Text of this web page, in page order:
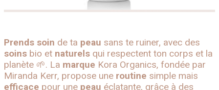
Prends soin de ta peau sans te ruiner, avec des
soins bio et naturels qui respectent ton corps et la
planète 🌱. La marque Kora Organics, fondée par
Miranda Kerr, propose une routine simple mais
efficace pour une peau éclatante, grâce à des